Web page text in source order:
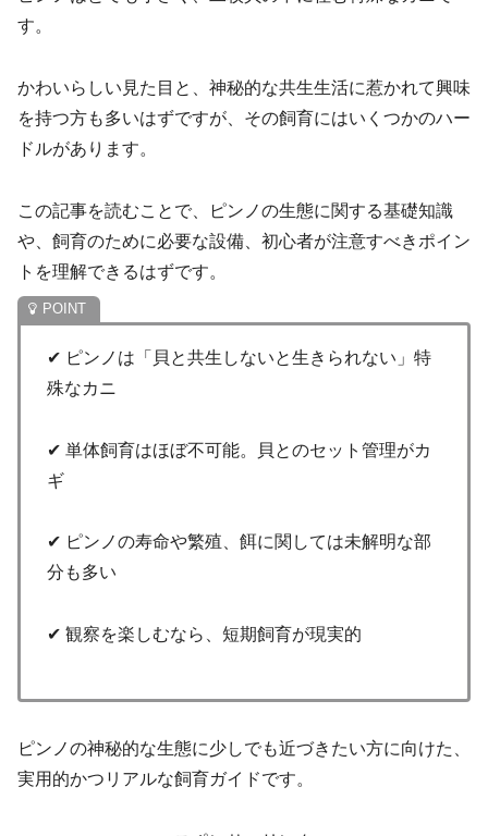
す。
かわいらしい見た目と、神秘的な共生生活に惹かれて興味
を持つ方も多いはずですが、その飼育にはいくつかのハー
ドルがあります。
この記事を読むことで、ピンノの生態に関する基礎知識
や、飼育のために必要な設備、初心者が注意すべきポイン
トを理解できるはずです。
✔ ピンノは「貝と共生しないと生きられない」特
殊なカニ
✔ 単体飼育はほぼ不可能。貝とのセット管理がカ
ギ
✔ ピンノの寿命や繁殖、餌に関しては未解明な部
分も多い
✔ 観察を楽しむなら、短期飼育が現実的
ピンノの神秘的な生態に少しでも近づきたい方に向けた、
実用的かつリアルな飼育ガイドです。